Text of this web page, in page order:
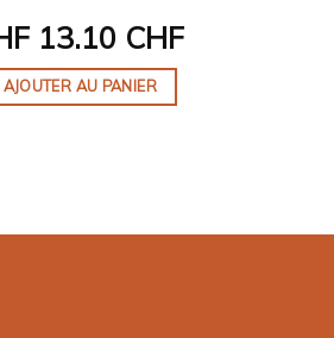
13.10 CHF
AJOUTER AU PANIER